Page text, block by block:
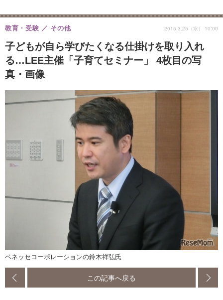
子どもが自ら学びたくなる仕掛けを取り入れ
る…LEE主催「子育てセミナー」 4枚目の写
真・画像
教育・受験 その他 2015.3.25（水） 10:00
ベネッセコーポレーションの鈴木祥弘氏
この記事へ戻る